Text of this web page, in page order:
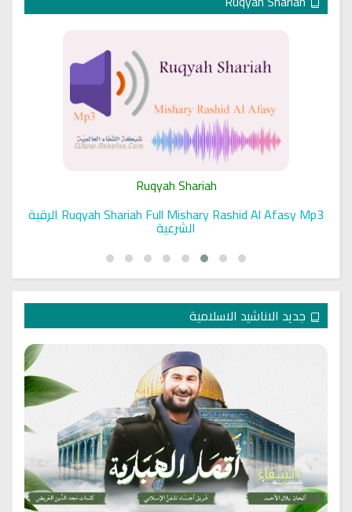
Ruqyah Shariah
Ruqyah Shariah Full Mishary Rashid Al Afasy Mp3 الرقية
الشرعية
جديد الاناشيد الاسلامية